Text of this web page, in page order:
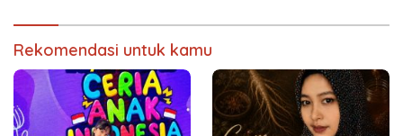
Rekomendasi untuk kamu